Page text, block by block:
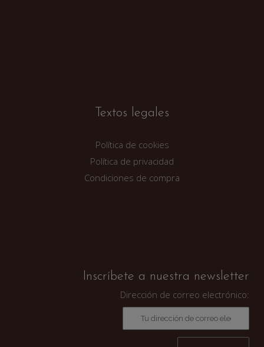
Textos legales
Política de cookies
Política de privacidad
Condiciones de compra
Inscríbete a nuestra newsletter
Dirección de correo electrónico: